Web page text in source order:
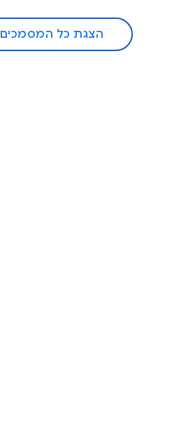
הצגת כל המסמכים